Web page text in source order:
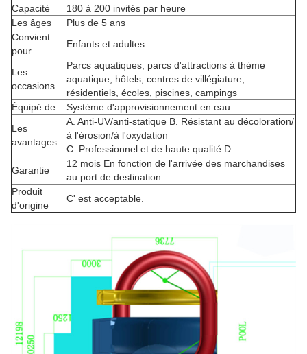
Capacité
180 à 200 invités par heure
Les âges
Plus de 5 ans
Convient
pour
Enfants et adultes
Les
occasions
Parcs aquatiques, parcs d'attractions à thème
aquatique, hôtels, centres de villégiature,
résidentiels, écoles, piscines, campings
Équipé de
Système d'approvisionnement en eau
Les
avantages
A. Anti-UV/anti-statique B. Résistant au décoloration/
à l'érosion/à l'oxydation
C. Professionnel et de haute qualité D.
Garantie
12 mois En fonction de l'arrivée des marchandises
au port de destination
Produit
d'origine
C' est acceptable.